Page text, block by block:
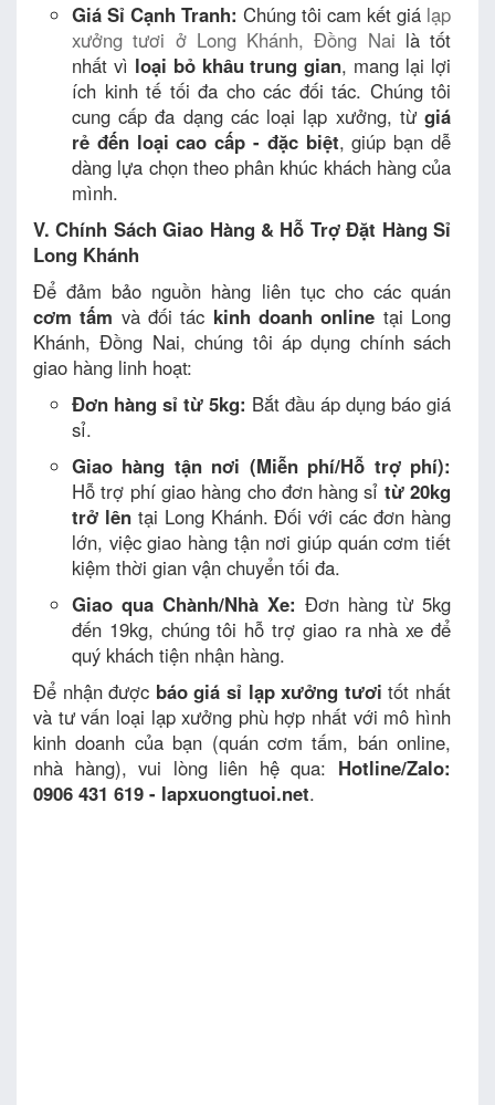
Giá Sỉ Cạnh Tranh: Chúng tôi cam kết giá lạp
xưởng tươi ở Long Khánh, Đồng Nai là tốt
nhất vì loại bỏ khâu trung gian, mang lại lợi
ích kinh tế tối đa cho các đối tác. Chúng tôi
cung cấp đa dạng các loại lạp xưởng, từ giá
rẻ đến loại cao cấp - đặc biệt, giúp bạn dễ
dàng lựa chọn theo phân khúc khách hàng của
mình.
V. Chính Sách Giao Hàng & Hỗ Trợ Đặt Hàng Sỉ
Long Khánh
Để đảm bảo nguồn hàng liên tục cho các quán
cơm tấm và đối tác kinh doanh online tại Long
Khánh, Đồng Nai, chúng tôi áp dụng chính sách
giao hàng linh hoạt:
Đơn hàng sỉ từ 5kg: Bắt đầu áp dụng báo giá
sỉ.
Giao hàng tận nơi (Miễn phí/Hỗ trợ phí):
Hỗ trợ phí giao hàng cho đơn hàng sỉ từ 20kg
trở lêntại Long Khánh. Đối với các đơn hàng
lớn, việc giao hàng tận nơi giúp quán cơm tiết
kiệm thời gian vận chuyển tối đa.
Giao qua Chành/Nhà Xe: Đơn hàng từ 5kg
đến 19kg, chúng tôi hỗ trợ giao ra nhà xe để
quý khách tiện nhận hàng.
Để nhận được báo giá sỉ lạp xưởng tươi tốt nhất
và tư vấn loại lạp xưởng phù hợp nhất với mô hình
kinh doanh của bạn (quán cơm tấm, bán online,
nhà hàng), vui lòng liên hệ qua: Hotline/Zalo:
0906 431 619 - lapxuongtuoi.net.